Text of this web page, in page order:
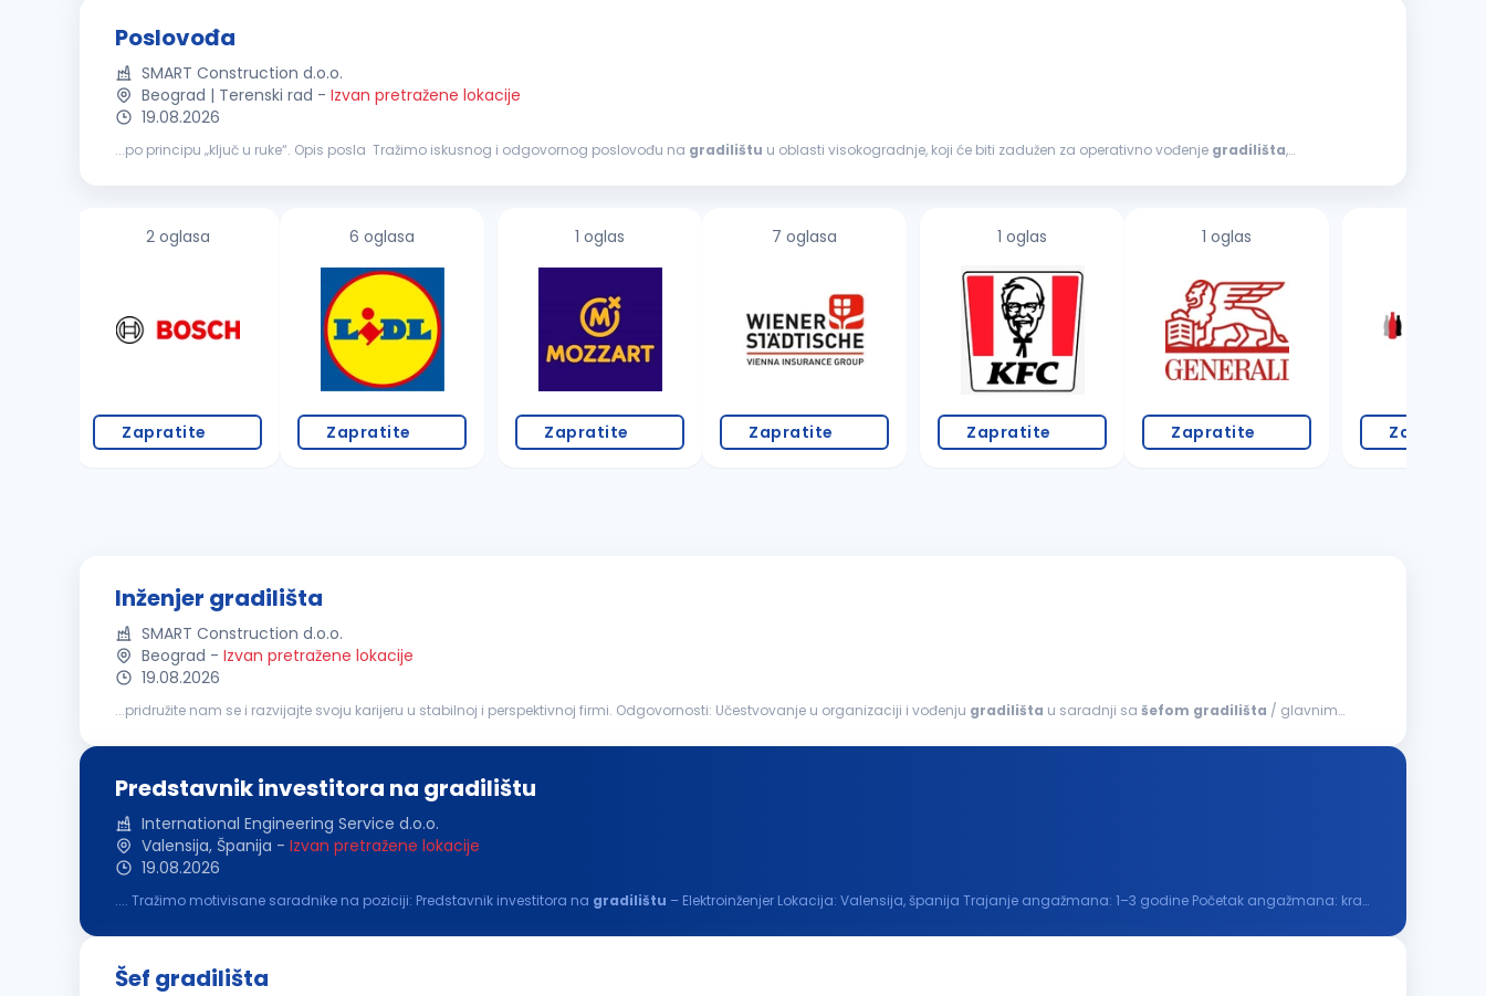
Poslovođa
SMART Construction d.o.o.
Beograd | Terenski rad - Izvan pretražene lokacije
19.08.2026
...po principu „ključ u ruke“. Opis posla Tražimo iskusnog i odgovornog poslovođu na gradilištu u oblasti visokogradnje, koji će biti zadužen za operativno vođenje gradilišta,
2 oglasa
Zapratite
6 oglasa
Zapratite
1 oglas
Zapratite
7 oglasa
Zapratite
1 oglas
Zapratite
1 oglas
Zapratite Zapratite
Inženjer gradilišta
SMART Construction d.o.o.
Beograd - Izvan pretražene lokacije
19.08.2026
...pridružite nam se i razvijajte svoju karijeru u stabilnoj i perspektivnoj firmi. Odgovornosti: Učestvovanje u organizaciji i vođenju gradilišta u saradnji sa šefom gradilišta / glavnim
Predstavnik investitora na gradilištu
International Engineering Service d.o.o.
Valensija, Španija - Izvan pretražene lokacije
19.08.2026
.... Tražimo motivisane saradnike na poziciji: Predstavnik investitora na gradilištu – Elektroinženjer Lokacija: Valensija, španija Trajanje angažmana: 1–3 godine Početak angažmana: kraj
Šef gradilišta